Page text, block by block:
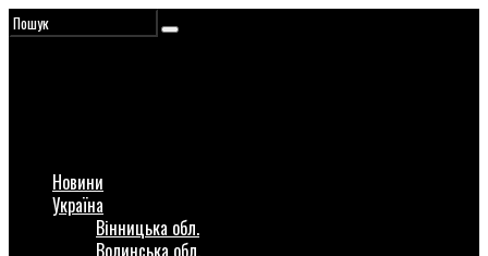
Новини
Україна
Вінницька обл.
Волинська обл.